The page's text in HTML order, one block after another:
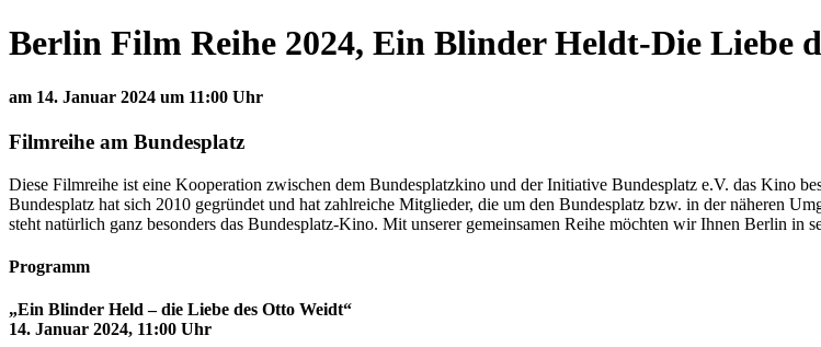
Berlin Film Reihe 2024, Ein Blinder Heldt-Die Liebe
am 14. Januar 2024 um 11:00 Uhr
Filmreihe am Bundesplatz
Diese Filmreihe ist eine Kooperation zwischen dem Bundesplatzkino und der Initiative Bundesplatz e.V. das Kino
Bundesplatz hat sich 2010 gegründet und hat zahlreiche Mitglieder, die um den Bundesplatz bzw. in der näheren
steht natürlich ganz besonders das Bundesplatz-Kino. Mit unserer gemeinsamen Reihe möchten wir Ihnen Berlin in
Programm
„Ein Blinder Held – die Liebe des Otto Weidt“
14. Januar 2024, 11:00 Uhr